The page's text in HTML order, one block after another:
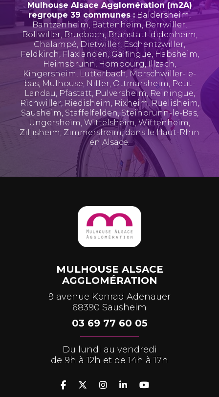
Mulhouse Alsace Agglomération (m2A)
regroupe 39 communes : Baldersheim,
Bantzenheim, Battenheim, Berrwiller,
Bollwiller, Bruebach,Brunstatt-didenheim,
Chalampé, Dietwiller, Eschentzwiller,
Feldkirch, Flaxlanden,Galfingue, Habsheim,
Heimsbrunn, Hombourg,Illzach,
Kingersheim, Lutterbach, Morschwiller-le-
bas, Mulhouse, Niffer, Ottmarsheim, Petit-
Landau, Pfastatt, Pulversheim, Reiningue,
Richwiller, Riedisheim, Rixheim,Ruelisheim,
Sausheim, Staffelfelden, Steinbrunn-le-Bas,
Ungersheim, Wittelsheim,Wittenheim,
Zillisheim, Zimmersheim, dans le Haut-Rhin
en Alsace.
MULHOUSE ALSACE
AGGLOMÉRATION
9 avenue Konrad Adenauer
68390 Sausheim
03 69 77 60 05
Du lundi au vendredi
de 9h à 12h et de 14h à 17h